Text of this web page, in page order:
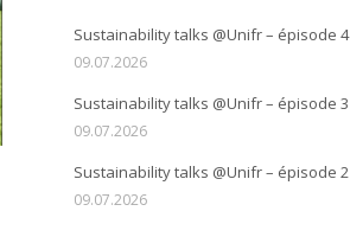
Sustainability talks @Unifr – épisode 4
09.07.2026
Sustainability talks @Unifr – épisode 3
09.07.2026
Sustainability talks @Unifr – épisode 2
09.07.2026